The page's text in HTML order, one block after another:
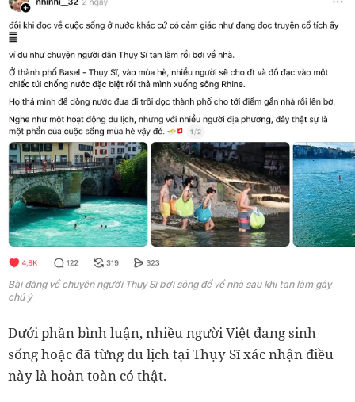
Bài đăng về chuyện người Thụy Sĩ bơi sông để về nhà sau khi tan làm gây
chú ý
Dưới phần bình luận, nhiều người Việt đang sinh
sống hoặc đã từng du lịch tại Thụy Sĩ xác nhận điều
này là hoàn toàn có thật.